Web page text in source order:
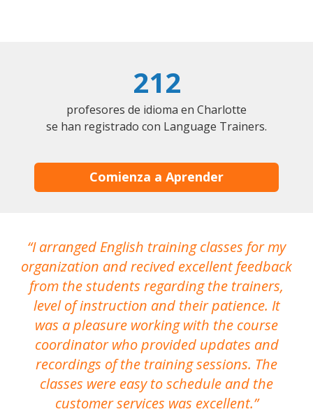
212
profesores de idioma en Charlotte
se han registrado con Language Trainers.
Comienza a Aprender
I arranged English training classes for my
organization and recived excellent feedback
from the students regarding the trainers,
level of instruction and their patience. It
was a pleasure working with the course
coordinator who provided updates and
recordings of the training sessions. The
classes were easy to schedule and the
customer services was excellent.